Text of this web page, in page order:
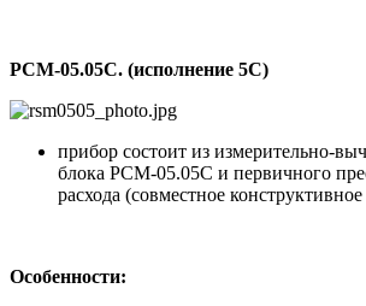
РСМ-05.05С. (исполнение 5С)
прибор состоит из измерительно-
блока РСМ-05.05С и первичного
расхода (совместное
Особенности: